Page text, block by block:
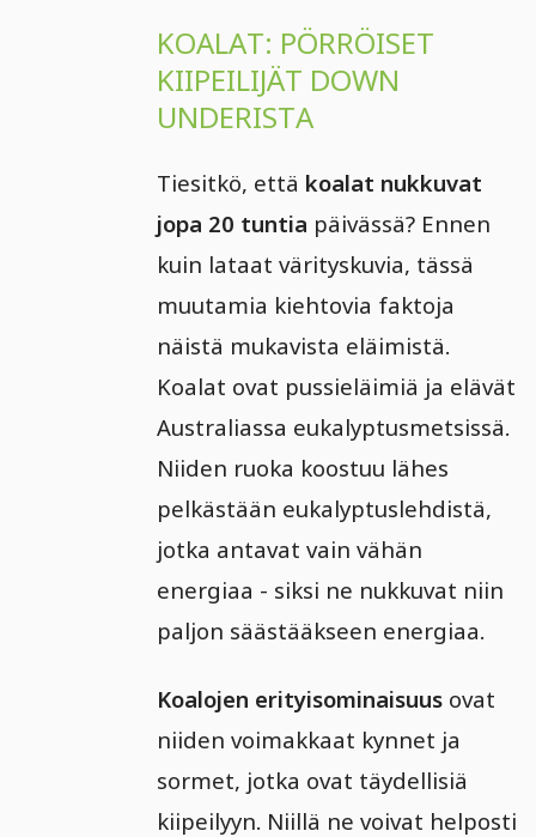
KOALAT: PÖRRÖISET
KIIPEILIJÄT DOWN
UNDERISTA
Tiesitkö, että koalat nukkuvat
jopa 20 tuntia päivässä? Ennen
kuin lataat värityskuvia, tässä
muutamia kiehtovia faktoja
näistä mukavista eläimistä.
Koalat ovat pussieläimiä ja elävät
Australiassa eukalyptusmetsissä.
Niiden ruoka koostuu lähes
pelkästään eukalyptuslehdistä,
jotka antavat vain vähän
energiaa - siksi ne nukkuvat niin
paljon säästääkseen energiaa.
Koalojen erityisominaisuus ovat
niiden voimakkaat kynnet ja
sormet, jotka ovat täydellisiä
kiipeilyyn. Niillä ne voivat helposti